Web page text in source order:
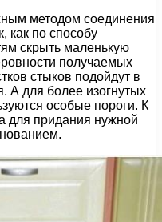
методом соединения
как по способу
скрыть маленькую
получаемых
стыков подойдут в
А для более изогнутых
особые пороги. К
для придания нужной